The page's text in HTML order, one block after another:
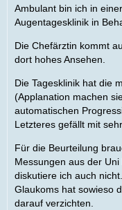
Ambulant bin ich in
Augentagesklinik in
Die Chefärztin kommt
dort hohes Ansehen.
Die Tagesklinik hat die
(Applanation machen
automatischen
Letzteres gefällt mit
Für die Beurteilung
Messungen aus der
diskutiere ich auch
Glaukoms hat sowieso
darauf verzichten.